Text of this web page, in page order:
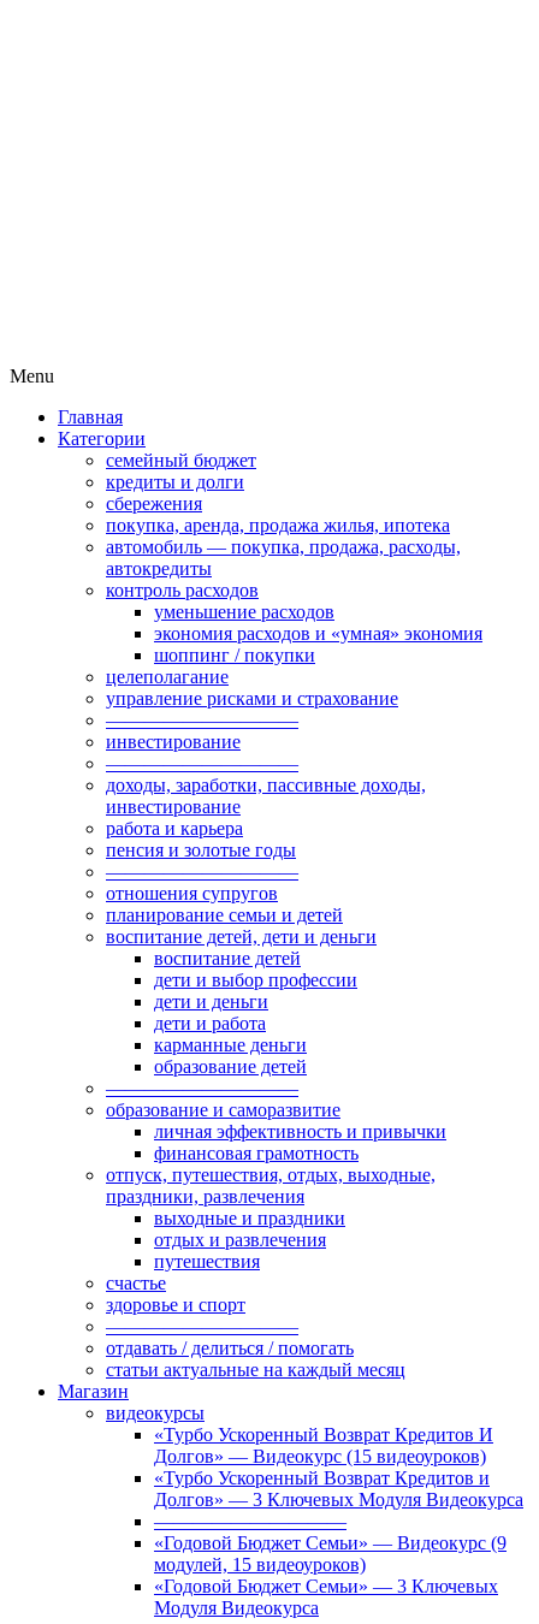
Menu
content
Главная
Категории
семейный бюджет
кредиты и долги
сбережения
покупка, аренда, продажа жилья, ипотека
автомобиль — покупка, продажа, расходы,
автокредиты
контроль расходов
уменьшение расходов
экономия расходов и «умная» экономия
шоппинг / покупки
целеполагание
управление рисками и страхование
——————————
инвестирование
——————————
доходы, заработки, пассивные доходы,
инвестирование
работа и карьера
пенсия и золотые годы
——————————
отношения супругов
планирование семьи и детей
воспитание детей, дети и деньги
воспитание детей
дети и выбор профессии
дети и деньги
дети и работа
карманные деньги
образование детей
——————————
образование и саморазвитие
личная эффективность и привычки
финансовая грамотность
отпуск, путешествия, отдых, выходные,
праздники, развлечения
выходные и праздники
отдых и развлечения
путешествия
счастье
здоровье и спорт
——————————
отдавать / делиться / помогать
статьи актуальные на каждый месяц
Магазин
видеокурсы
«Турбо Ускоренный Возврат Кредитов И
Долгов» — Видеокурс (15 видеоуроков)
«Турбо Ускоренный Возврат Кредитов и
Долгов» — 3 Ключевых Модуля Видеокурса
——————————
«Годовой Бюджет Семьи» — Видеокурс (9
модулей, 15 видеоуроков)
«Годовой Бюджет Семьи» — 3 Ключевых
Модуля Видеокурса